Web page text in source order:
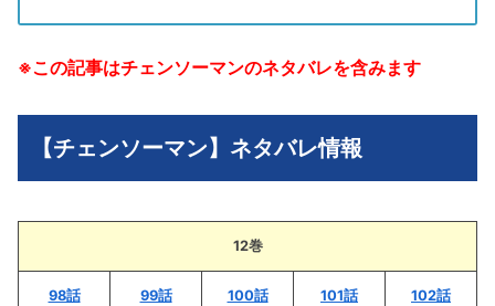
※この記事はチェンソーマンのネタバレを含みます
【チェンソーマン】ネタバレ情報
12巻
98話 99話 100話 101話 102話